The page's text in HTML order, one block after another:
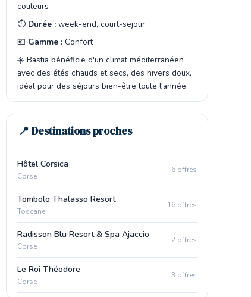
couleurs
⏱️ Durée : week-end, court-sejour
💶 Gamme : Confort
☀️ Bastia bénéficie d'un climat méditerranéen
avec des étés chauds et secs, des hivers doux,
idéal pour des séjours bien-être toute l'année.
📍 Destinations proches
Hôtel Corsica
Corse
6 offres
Tombolo Thalasso Resort
Toscane
16 offres
Radisson Blu Resort & Spa Ajaccio
Corse
2 offres
Le Roi Théodore
Corse
3 offres